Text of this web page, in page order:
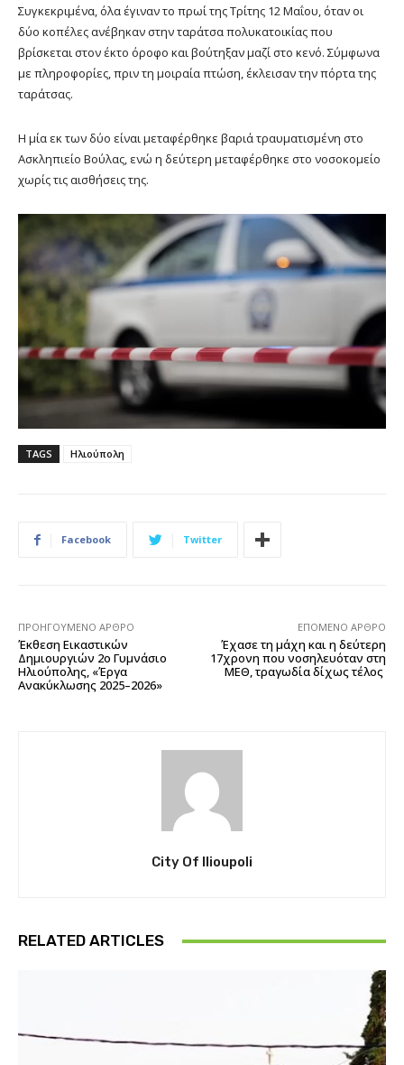
Συγκεκριμένα, όλα έγιναν το πρωί της Τρίτης 12 Μαΐου, όταν οι
δύο κοπέλες ανέβηκαν στην ταράτσα πολυκατοικίας που
βρίσκεται στον έκτο όροφο και βούτηξαν μαζί στο κενό. Σύμφωνα
με πληροφορίες, πριν τη μοιραία πτώση, έκλεισαν την πόρτα της
ταράτσας.
Η μία εκ των δύο είναι μεταφέρθηκε βαριά τραυματισμένη στο
Ασκληπιείο Βούλας, ενώ η δεύτερη μεταφέρθηκε στο νοσοκομείο
χωρίς τις αισθήσεις της.
TAGS Ηλιούπολη
Facebook Twitter
ΠΡΟΗΓΟΎΜΕΝΟ ΆΡΘΡΟ
Έκθεση Εικαστικών
Δημιουργιών 2ο Γυμνάσιο
Ηλιούπολης, «Έργα
Ανακύκλωσης 2025–2026»
ΕΠΌΜΕΝΟ ΆΡΘΡΟ
Έχασε τη μάχη και η δεύτερη
17χρονη που νοσηλευόταν στη
ΜΕΘ, τραγωδία δίχως τέλος
City Of Ilioupoli
RELATED ARTICLES